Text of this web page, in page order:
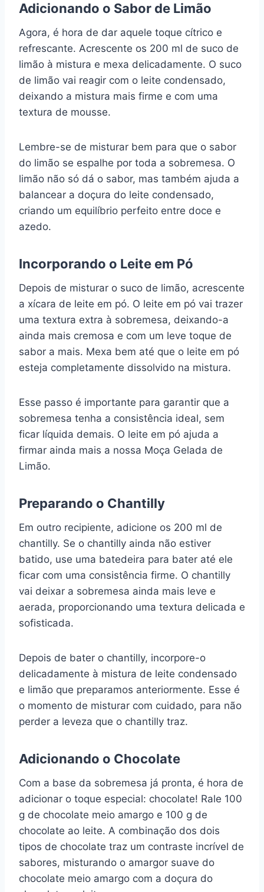
Adicionando o Sabor de Limão
Agora, é hora de dar aquele toque cítrico e
refrescante. Acrescente os 200 ml de suco de
limão à mistura e mexa delicadamente. O suco
de limão vai reagir com o leite condensado,
deixando a mistura mais firme e com uma
textura de mousse.
Lembre-se de misturar bem para que o sabor
do limão se espalhe por toda a sobremesa. O
limão não só dá o sabor, mas também ajuda a
balancear a doçura do leite condensado,
criando um equilíbrio perfeito entre doce e
azedo.
Incorporando o Leite em Pó
Depois de misturar o suco de limão, acrescente
a xícara de leite em pó. O leite em pó vai trazer
uma textura extra à sobremesa, deixando-a
ainda mais cremosa e com um leve toque de
sabor a mais. Mexa bem até que o leite em pó
esteja completamente dissolvido na mistura.
Esse passo é importante para garantir que a
sobremesa tenha a consistência ideal, sem
ficar líquida demais. O leite em pó ajuda a
firmar ainda mais a nossa Moça Gelada de
Limão.
Preparando o Chantilly
Em outro recipiente, adicione os 200 ml de
chantilly. Se o chantilly ainda não estiver
batido, use uma batedeira para bater até ele
ficar com uma consistência firme. O chantilly
vai deixar a sobremesa ainda mais leve e
aerada, proporcionando uma textura delicada e
sofisticada.
Depois de bater o chantilly, incorpore-o
delicadamente à mistura de leite condensado
e limão que preparamos anteriormente. Esse é
o momento de misturar com cuidado, para não
perder a leveza que o chantilly traz.
Adicionando o Chocolate
Com a base da sobremesa já pronta, é hora de
adicionar o toque especial: chocolate! Rale 100
g de chocolate meio amargo e 100 g de
chocolate ao leite. A combinação dos dois
tipos de chocolate traz um contraste incrível de
sabores, misturando o amargor suave do
chocolate meio amargo com a doçura do